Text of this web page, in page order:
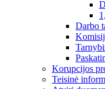
Darbo
Korupcijos
Teisinė